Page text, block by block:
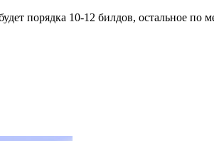
порядка 10-12 билдов, остальное по